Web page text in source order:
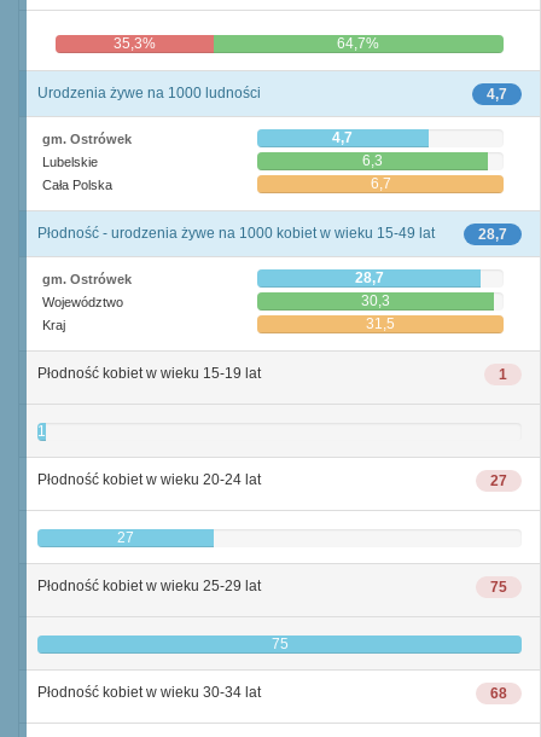
35,3% 64,7%
4,7
Urodzenia żywe na 1000 ludności
gm. Ostrówek 4,7
Lubelskie 6,3
Cała Polska 6,7
28,7
Płodność - urodzenia żywe na 1000 kobiet w wieku 15-49 lat
gm. Ostrówek 28,7
Województwo 30,3
Kraj 31,5
1
Płodność kobiet w wieku 15-19 lat
1
27
Płodność kobiet w wieku 20-24 lat
27
75
Płodność kobiet w wieku 25-29 lat
75
68
Płodność kobiet w wieku 30-34 lat